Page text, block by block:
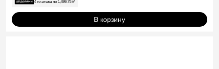
4 платежа по 1,499.75 ₽
В корзину